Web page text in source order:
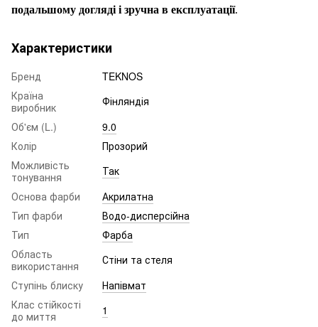
подальшому догляді і зручна в експлуатації.
Характеристики
Бренд
TEKNOS
Країна
виробник
Фінляндія
Об'єм (L.)
9.0
Колір
Прозорий
Можливість
тонування
Так
Основа фарби
Акрилатна
Тип фарби
Водо-дисперсійна
Тип
Фарба
Область
використання
Стіни та стеля
Ступінь блиску
Напівмат
Клас стійкості
до миття
1